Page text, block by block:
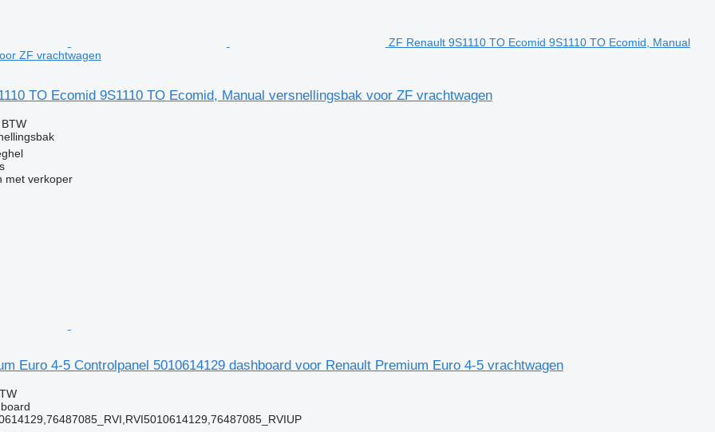
ZF Renault 9S1110 TO Ecomid 9S1110 TO Ecomid, Manual
ZF vrachtwagen
TO Ecomid 9S1110 TO Ecomid, Manual versnellingsbak voor ZF vrachtwagen
met verkoper
Euro 4-5 Controlpanel 5010614129 dashboard voor Renault Premium Euro 4-5 vrachtwagen